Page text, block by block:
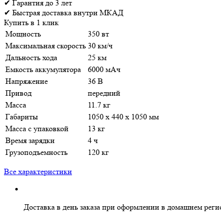
✔ Гарантия до 3 лет
✔ Быстрая доставка внутри МКАД
Купить в 1 клик
Мощность
350 вт
Максимальная скорость 30 км/ч
Дальность хода
25 км
Емкость аккумулятора
6000 мАч
Напряжение
36 В
Привод
передний
Масса
11.7 кг
Габариты
1050 х 440 х 1050 мм
Масса с упаковкой
13 кг
Время зарядки
4 ч
Грузоподъемность
120 кг
Все характеристики
Доставка в день заказа при оформлении в домашнем